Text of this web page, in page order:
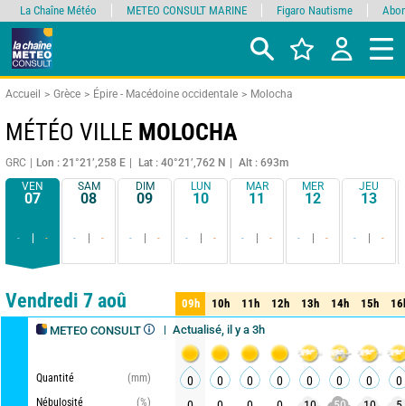
Accueil Grèce Épire - Macédoine occidentale Molocha
MÉTÉO VILLE MOLOCHA
GRC Lon : 21°21’,258 E Lat : 40°21’,762 N
Alt : 693m
VEN
07
- -
SAM
08
- -
DIM
09
- -
LUN
10
- -
MAR
11
- -
MER
12
- -
JEU
13
- -
Comparateur détaillé synthétique
Vendredi 7 aoû
METEO CONSULT Actualisé, il y a 3h
Quantité
(mm)
Nébulosité
(%)
09h 10h 11h 12h 13h 14h 15h
09h 10h 11h 12h 13h 14h 15h
0 0 0 0 0 0 0
0
La Chaîne Météo METEO CONSULT MARINE Figaro Nautisme